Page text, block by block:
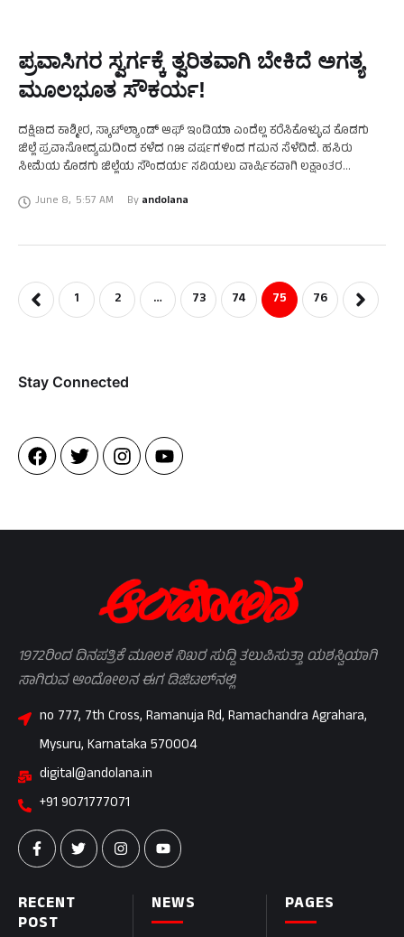
ಪ್ರವಾಸಿಗರ ಸ್ವರ್ಗಕ್ಕೆ ತ್ವರಿತವಾಗಿ ಬೇಕಿದೆ ಅಗತ್ಯ
ಮೂಲಭೂತ ಸೌಕರ್ಯ!
ದಕ್ಷಿಣದ ಕಾಶ್ಮೀರ, ಸ್ಕಾಟ್‌ಲ್ಯಾಂಡ್ ಆಫ್ ಇಂಡಿಯಾ ಎಂದೆಲ್ಲ ಕರೆಸಿಕೊಳ್ಳುವ ಕೊಡಗು
ಜಿಲ್ಲೆ ಪ್ರವಾಸೋದ್ಯಮದಿಂದ ಕಳೆದ ೧೫ ವರ್ಷಗಳಿಂದ ಗಮನ ಸೆಳೆದಿದೆ. ಹಸಿರು
ಸೀಮೆಯ ಕೊಡಗು ಜಿಲ್ಲೆಯ ಸೌಂದರ್ಯ ಸವಿಯಲು ವಾರ್ಷಿಕವಾಗಿ ಲಕ್ಷಾಂತರ
June 8, 5:57 AM By andolana
1 2 … 73 74 75 76
Stay Connected​
PAGES
NEWS
RECENT
POST
1972ರಿಂದ ದಿನಪತ್ರಿಕೆ ಮೂಲಕ ನಿಖರ ಸುದ್ದಿ ತಲುಪಿಸುತ್ತಾ ಯಶಸ್ವಿಯಾಗಿ
ಸಾಗಿರುವ ಆಂದೋಲನ ಈಗ ಡಿಜಿಟಲ್‌ನಲ್ಲಿ
no 777, 7th Cross, Ramanuja Rd, Ramachandra Agrahara,
Mysuru, Karnataka 570004
digital@andolana.in
+91 9071777071